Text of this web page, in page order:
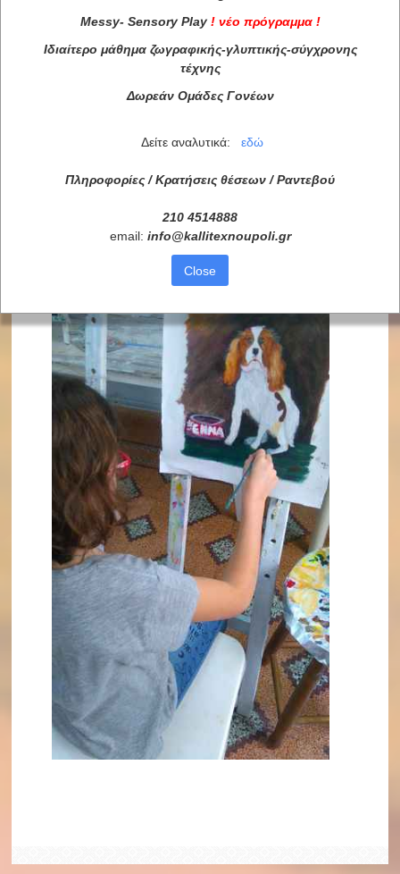
Messy- Sensory Play ! νέο πρόγραμμα !
Ιδιαίτερο μάθημα ζωγραφικής-γλυπτικής-σύγχρονης
τέχνης
Δωρεάν Ομάδες Γονέων
Δείτε αναλυτικά: εδώ
Πληροφορίες / Κρατήσεις θέσεων / Ραντεβού
210 4514888
email: info@kallitexnoupoli.gr
Close